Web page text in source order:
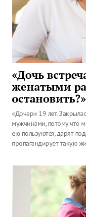
«Дочь
женатыми
остановить?»
«Дочери 19 лет.
мужчинами, потому что
ею пользуются, дарят
пропагандирует такую